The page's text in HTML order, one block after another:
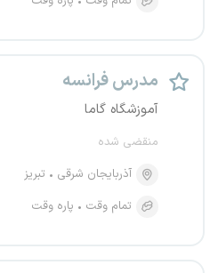
مدرس فرانسه
آموزشگاه گاما
منقضی شده
آذربایجان شرقی
تبریز
تمام وقت
پاره وقت